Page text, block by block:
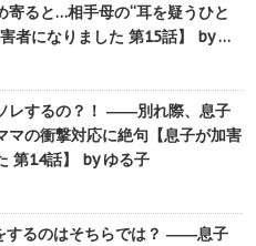
寄ると…相手母の“耳を疑うひと
者になりました 第15話】 by …
レするの？！ ――別れ際、息子
マの衝撃対応に絶句【息子が加害
第14話】 by ゆる子
するのはそちらでは？ ――息子